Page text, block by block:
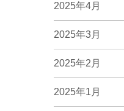
2025年4月
2025年3月
2025年2月
2025年1月